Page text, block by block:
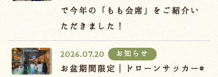
で今年の「もも会席」をご紹介い
ただきました！
2026.07.20 お知らせ
お盆期間限定｜ドローンサッカー®
吉川屋×温泉むすめ
Follow us